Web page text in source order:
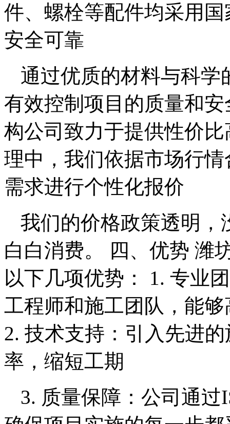
件、螺栓等配件均采用
安全可靠
通过优质的材料与科学
有效控制项目的质量和
构公司致力于提供性价
理中，我们依据市场行
需求进行个性化报价
我们的价格政策透明，
白白消费。 四、优势 潍
以下几项优势： 1. 专业
工程师和施工团队，能
2. 技术支持：引入先进
率，缩短工期
3. 质量保障：公司通过